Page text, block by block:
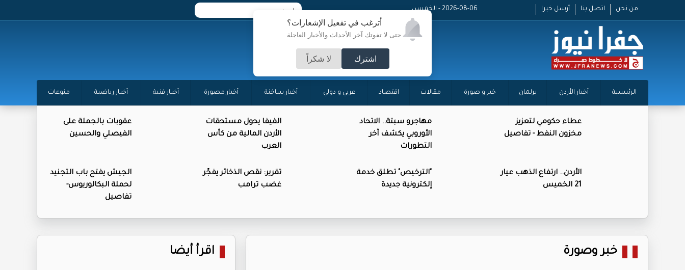
أترغب في تفعيل الإشعارات؟
حتى لا تفوتك آخر الأحداث والأخبار العاجلة
اشترك لا شكراً
من نحن اتصل بنا أرسل خبرا 2026-08-06 - الخميس
الرئيسية أخبار الأردن برلمان خبر و صورة مقالات اقتصاد عربي و دولي أخبار ساخنة أخبار مصورة أخبار فنية أخبار رياضية منوعات
عطاء حكومي لتعزيز
مخزون النفط - تفاصيل
مهاجرو سبتة.. الاتحاد
الأوروبي يكشف آخر
التطورات
الفيفا يحول مستحقات
الأردن المالية من كأس
العرب
عقوبات بالجملة على
الفيصلي والحسين
الأردن.. ارتفاع الذهب عيار
21 الخميس
"الترخيص" تطلق خدمة
إلكترونية جديدة
تقرير: نقص الذخائر يفجّر
غضب ترامب
الجيش يفتح باب التجنيد
لحملة البكالوريوس-
تفاصيل
خبر وصورة اقرأ أيضا